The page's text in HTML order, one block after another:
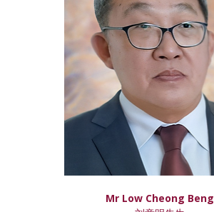
Mr Low Cheong Beng